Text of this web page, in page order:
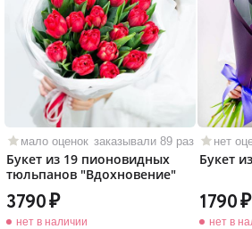
мало оценок заказывали 89 раз
Букет из 19 пионовидных
тюльпанов "Вдохновение"
3790
нет в наличии
нет
Букет
1790
нет в